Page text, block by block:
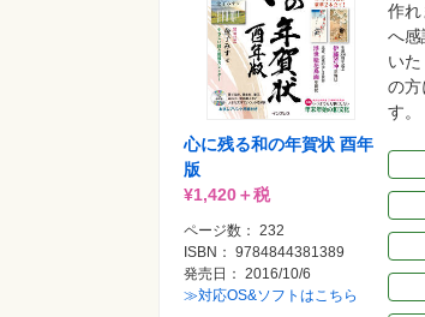
心に残る和の年賀状 酉年
版
¥1,420＋税
ページ数： 232
ISBN： 9784844381389
発売日： 2016/10/6
≫対応OS&ソフトはこちら
作れ
へ感
い
の方
す。